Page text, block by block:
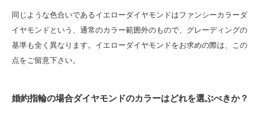
同じような色合いであるイエローダイヤモンドはファンシーカラーダ
イヤモンドという、通常のカラー範囲外のもので、グレーディングの
基準も全く異なります。イエローダイヤモンドをお求めの際は、この
点をご留意下さい。
婚約指輪の場合ダイヤモンドのカラーはどれを選ぶべきか？